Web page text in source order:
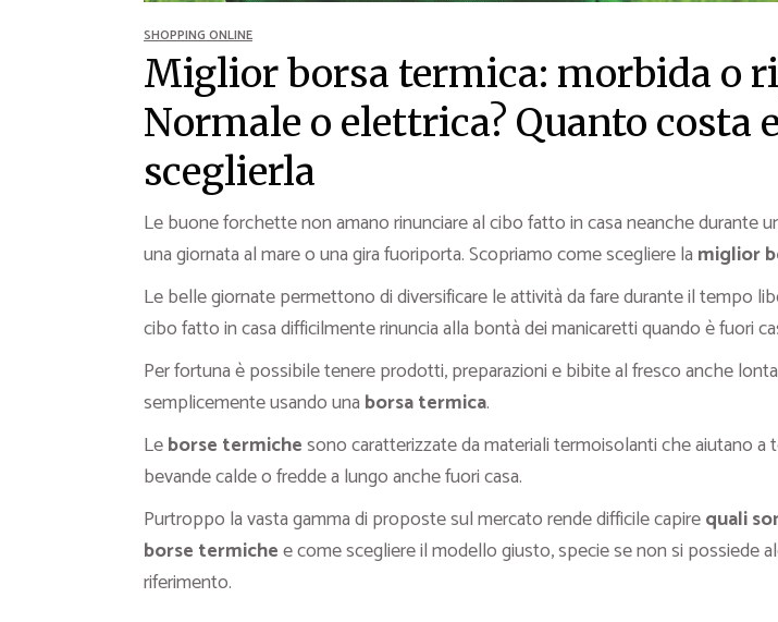
SHOPPING ONLINE
Miglior borsa termica: morbida o
Normale o elettrica? Quanto costa
sceglierla
Le buone forchette non amano rinunciare al cibo fatto in casa neanche durante
una giornata al mare o una gira fuoriporta. Scopriamo come scegliere la miglior
Le belle giornate permettono di diversificare le attività da fare durante il tempo
cibo fatto in casa difficilmente rinuncia alla bontà dei manicaretti quando è fuori
Per fortuna è possibile tenere prodotti, preparazioni e bibite al fresco anche
semplicemente usando una borsa termica.
Leborse termichesono caratterizzate da materiali termoisolanti che aiutano a
bevande calde o fredde a lungo anche fuori casa.
Purtroppo la vasta gamma di proposte sul mercato rende difficile capirequali
borse termichee come scegliere il modello giusto, specie se non si possiede
riferimento.